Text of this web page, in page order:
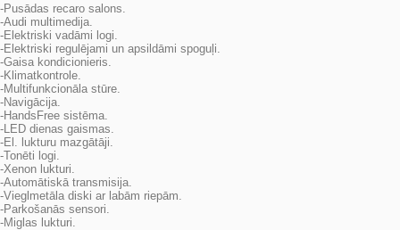
-Pusādas recaro salons.
-Audi multimedija.
-Elektriski vadāmi logi.
-Elektriski regulējami un apsildāmi spoguļi.
-Gaisa kondicionieris.
-Klimatkontrole.
-Multifunkcionāla stūre.
-Navigācija.
-HandsFree sistēma.
-LED dienas gaismas.
-El. lukturu mazgātāji.
-Tonēti logi.
-Xenon lukturi.
-Automātiskā transmisija.
-Vieglmetāla diski ar labām riepām.
-Parkošanās sensori.
-Miglas lukturi.